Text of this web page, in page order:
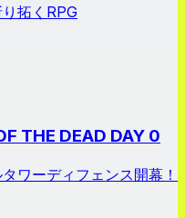
拓くRPG
THE DEAD DAY 0
ワーディフェンス開幕！